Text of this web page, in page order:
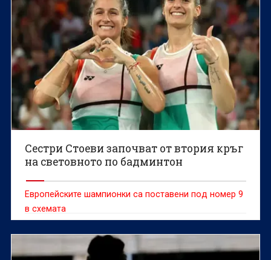
Сестри Стоеви започват от втория кръг
на световното по бадминтон
Европейските шампионки са поставени под номер 9
в схемата